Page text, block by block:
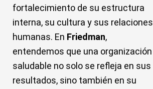
fortalecimiento de su estructura
interna, su cultura y sus relaciones
humanas. En Friedman,
entendemos que una organización
saludable no solo se refleja en sus
resultados, sino también en su